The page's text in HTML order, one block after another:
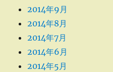
2014年9月
2014年8月
2014年7月
2014年6月
2014年5月